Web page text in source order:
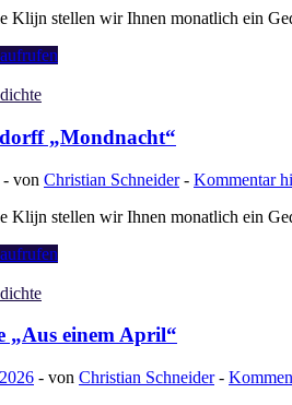
Klijn stellen wir Ihnen monatlich ein
„Mondnacht“
- von Christian Schneider- Kommentar
Klijn stellen wir Ihnen monatlich ein
einem April“
- von Christian Schneider-